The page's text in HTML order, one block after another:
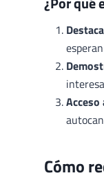
Cómo